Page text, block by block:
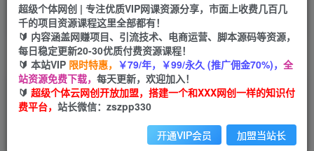
挂机
项目
脚本卡密
APP下载
GO
首页 创业课程 会员免费 正文
新人玩转小红书流量暴涨的8个野路子，小红书新
人快速流量破局
关注 私信
超级个体网创 | 专注优质VIP网课资源分享，市面上收费几百几
千的项目资源课程这里全部都有！
🔰 内容涵盖网赚项目、引流技术、电商运营、脚本源码等资源，
每日稳定更新20-30优质付费资源课程！
🔰 本站VIP 限时特惠， ￥79/年，￥99/永久 (推广佣金70%)， 全
站资源免费下载， 每天更新，欢迎加入！
🔰 超级个体云网创开放加盟，搭建一个和XXX网创一样的知识付
费平台， 站长微信：zszpp330
开通VIP会员 加盟当站长